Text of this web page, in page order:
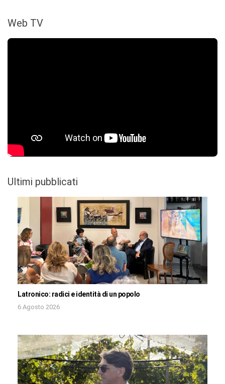
Web TV
Ultimi pubblicati
Latronico: radici e identità di un popolo
6 Agosto 2026